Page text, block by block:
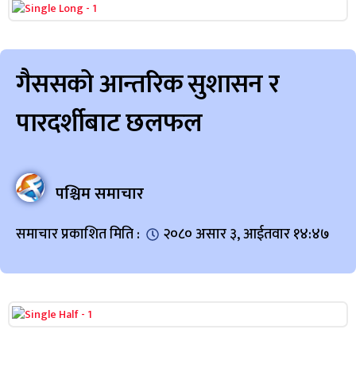
गैससको आन्तरिक सुशासन र
पारदर्शीबाट छलफल
पश्चिम समाचार
समाचार प्रकाशित मिति : २०८० असार ३, आईतवार १४:४७